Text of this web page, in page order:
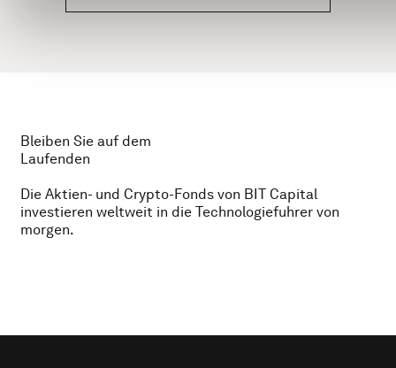
Bleiben Sie auf dem
Laufenden
Die Aktien- und Crypto-Fonds von BIT Capital
investieren weltweit in die Technologiefuhrer von
morgen.